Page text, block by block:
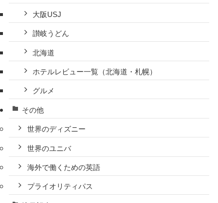
大阪USJ
讃岐うどん
北海道
ホテルレビュー一覧（北海道・札幌）
グルメ
その他
世界のディズニー
世界のユニバ
海外で働くための英語
プライオリティパス